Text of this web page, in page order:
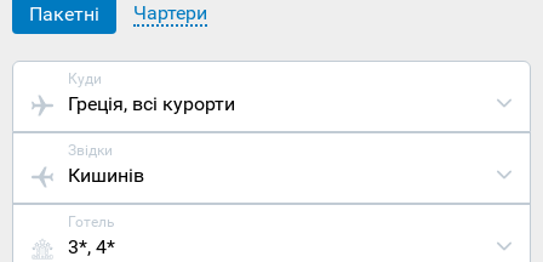
Пакетні Чартери
Куди
Греція, всі курорти
Звідки
Кишинів
Готель
3*, 4*